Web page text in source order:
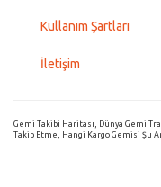
Kullanım Şartları
İletişim
Gemi Takibi Haritası, Dünya Gemi
Takip Etme, Hangi Kargo Gemisi Şu